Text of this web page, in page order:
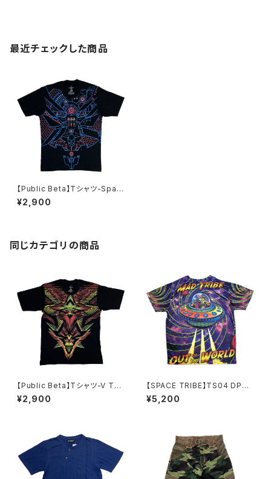
最近チェックした商品
【Public Beta】Tシャツ-Spac
eController 2.01
¥2,900
同じカテゴリの商品
【Public Beta】Tシャツ-V Tec
h
¥2,900
【SPACE TRIBE】TS04 DP03
7A:SUBLIME S/S T-OUT OF
THIS WORLD(UNISEX)
¥5,200